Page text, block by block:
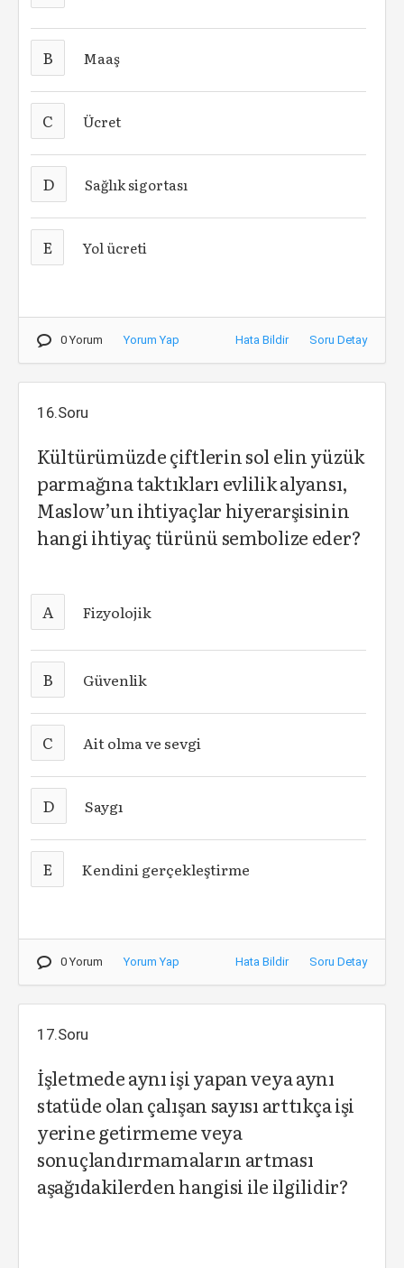
B Maaş
C Ücret
D Sağlık sigortası
E Yol ücreti
0 Yorum Yorum Yap Hata Bildir Soru Detay
16.Soru
Kültürümüzde çiftlerin sol elin yüzük
parmağına taktıkları evlilik alyansı,
Maslow’un ihtiyaçlar hiyerarşisinin
hangi ihtiyaç türünü sembolize eder?
A Fizyolojik
B Güvenlik
C Ait olma ve sevgi
D Saygı
E Kendini gerçekleştirme
0 Yorum Yorum Yap Hata Bildir Soru Detay
17.Soru
İşletmede aynı işi yapan veya aynı
statüde olan çalışan sayısı arttıkça işi
yerine getirmeme veya
sonuçlandırmamaların artması
aşağıdakilerden hangisi ile ilgilidir?